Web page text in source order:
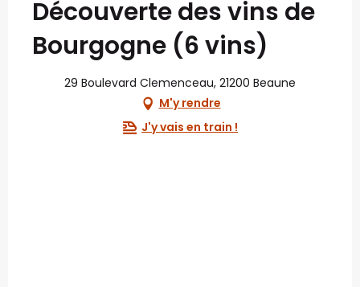
Découverte des vins de
Bourgogne (6 vins)
29 Boulevard Clemenceau, 21200 Beaune
M'y rendre
J'y vais en train !